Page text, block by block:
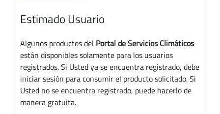
Estimado Usuario
Algunos productos del Portal de Servicios Climáticos
están disponibles solamente para los usuarios
registrados. Si Usted ya se encuentra registrado, debe
iniciar sesión para consumir el producto solicitado. Si
Usted no se encuentra registrado, puede hacerlo de
manera gratuita.